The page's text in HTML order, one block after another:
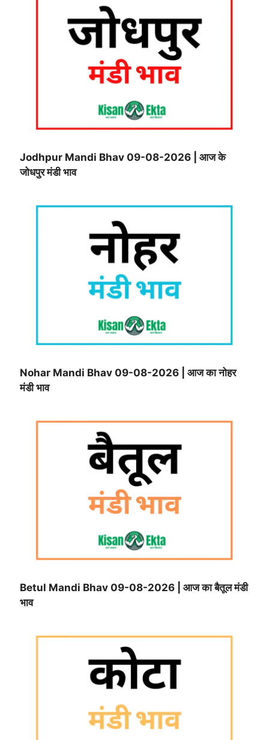
Jodhpur Mandi Bhav 09-08-2026 | आज के
जोधपुर मंडी भाव
Nohar Mandi Bhav 09-08-2026 | आज का नोहर
मंडी भाव
Betul Mandi Bhav 09-08-2026 | आज का बैतूल मंडी
भाव